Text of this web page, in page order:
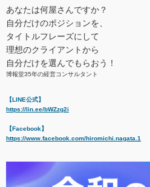
あなたは何屋さんですか？
自分だけのポジションを、
タイトルフレーズにして
理想のクライアントから
自分だけを選んでもらおう！
博報堂35年の経営コンサルタント
【LINE公式】
https://lin.ee/bWZzg2i
【Facebook】
https://www.facebook.com/hiromichi.nagata.1